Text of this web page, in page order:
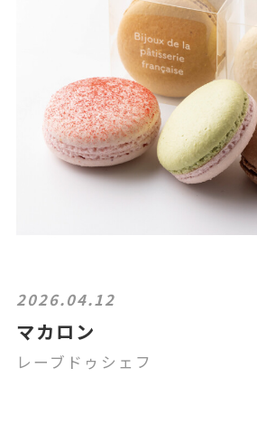
2026.04.12
マカロン
レーブドゥシェフ